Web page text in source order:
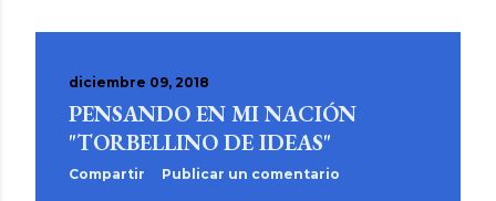
diciembre 09, 2018
PENSANDO EN MI NACIÓN
"TORBELLINO DE IDEAS"
Compartir Publicar un comentario